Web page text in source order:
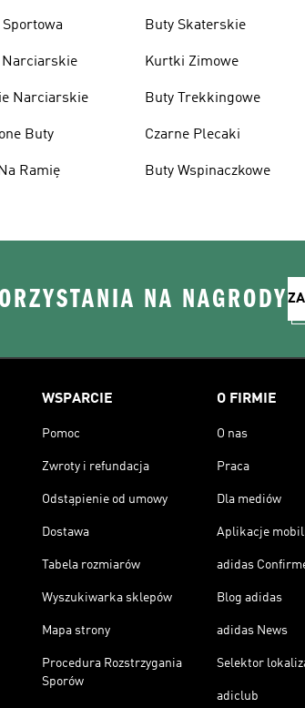
Sportowa
Narciarskie
Buty
Ramię
Buty Skaterskie
Kurtki Zimowe
Buty Trekkingowe
Czarne Plecaki
Buty Wspinaczkowe
NA NAGRODY
WSPARCIE
Pomoc
Zwroty i refundacja
Odstąpienie od umowy
Dostawa
Tabela rozmiarów
Wyszukiwarka sklepów
Mapa strony
Procedura Rozstrzygania
Sporów
O FIRMIE
O nas
Praca
Dla mediów
Aplikacje
adidas
Blog adidas
adidas News
Selektor
adiclub